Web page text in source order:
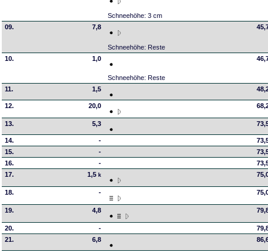
Schneehöhe: 3 cm
09. 7,8
Schneehöhe: Reste
10. 1,0
Schneehöhe: Reste
11. 1,5
12. 20,0
13. 5,3
14. -
15.
-
16.
-
17.
1,5k
18. -
19. 4,8
20. -
21.
6,8